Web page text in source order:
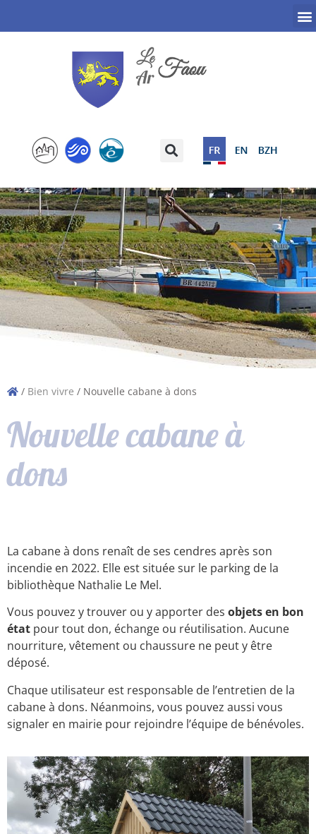
/ Bien vivre / Nouvelle cabane à dons
Nouvelle cabane à
dons
La cabane à dons renaît de ses cendres après son
incendie en 2022. Elle est située sur le parking de la
bibliothèque Nathalie Le Mel.
Vous pouvez y trouver ou y apporter des objets en bon
état pour tout don, échange ou réutilisation. Aucune
nourriture, vêtement ou chaussure ne peut y être
déposé.
Chaque utilisateur est responsable de l’entretien de la
cabane à dons. Néanmoins, vous pouvez aussi vous
signaler en mairie pour rejoindre l’équipe de bénévoles.